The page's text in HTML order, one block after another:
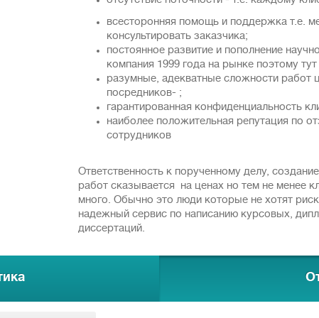
всесторонняя помощь и поддержка т.е.
консультировать заказчика;
постоянное развитие и пополнение
компания 1999 года на рынке поэтому
разумные, адекватные сложности работ
посредников- ;
гарантированная конфиденциальность
наиболее положительная репутация по
сотрудников
Ответственность к порученному делу,
работ сказывается на ценах но тем не менее
много. Обычно это люди которые не хотят
надежный сервис по написанию курсовых,
диссертаций.